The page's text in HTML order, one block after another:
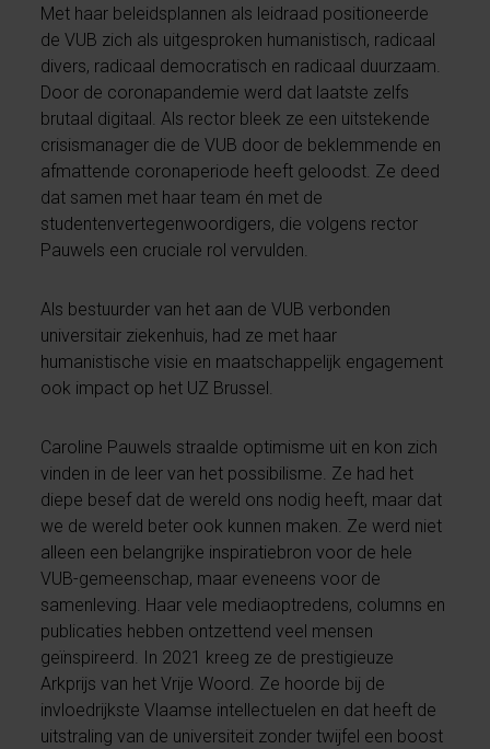
Met haar beleidsplannen als leidraad positioneerde
de VUB zich als uitgesproken humanistisch, radicaal
divers, radicaal democratisch en radicaal duurzaam.
Door de coronapandemie werd dat laatste zelfs
brutaal digitaal. Als rector bleek ze een uitstekende
crisismanager die de VUB door de beklemmende en
afmattende coronaperiode heeft geloodst. Ze deed
dat samen met haar team én met de
studentenvertegenwoordigers, die volgens rector
Pauwels een cruciale rol vervulden.
Als bestuurder van het aan de VUB verbonden
universitair ziekenhuis, had ze met haar
humanistische visie en maatschappelijk engagement
ook impact op het UZ Brussel.
Caroline Pauwels straalde optimisme uit en kon zich
vinden in de leer van het possibilisme. Ze had het
diepe besef dat de wereld ons nodig heeft, maar dat
we de wereld beter ook kunnen maken. Ze werd niet
alleen een belangrijke inspiratiebron voor de hele
VUB-gemeenschap, maar eveneens voor de
samenleving. Haar vele mediaoptredens, columns en
publicaties hebben ontzettend veel mensen
geïnspireerd. In 2021 kreeg ze de prestigieuze
Arkprijs van het Vrije Woord. Ze hoorde bij de
invloedrijkste Vlaamse intellectuelen en dat heeft de
uitstraling van de universiteit zonder twijfel een boost